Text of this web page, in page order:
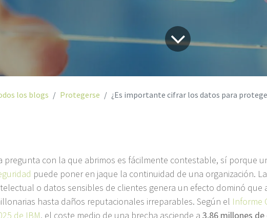
los blogs Protegerse ¿Es importante cifrar los datos para proteger a las
pregunta con la que abrimos es fácilmente contestable, sí porque
puede poner en jaque la continuidad de una organización.
o datos sensibles de clientes genera un efecto dominó que
hasta daños reputacionales irreparables. Según el Informe
de IBM, el coste medio de una brecha asciende a 3,86 millones de